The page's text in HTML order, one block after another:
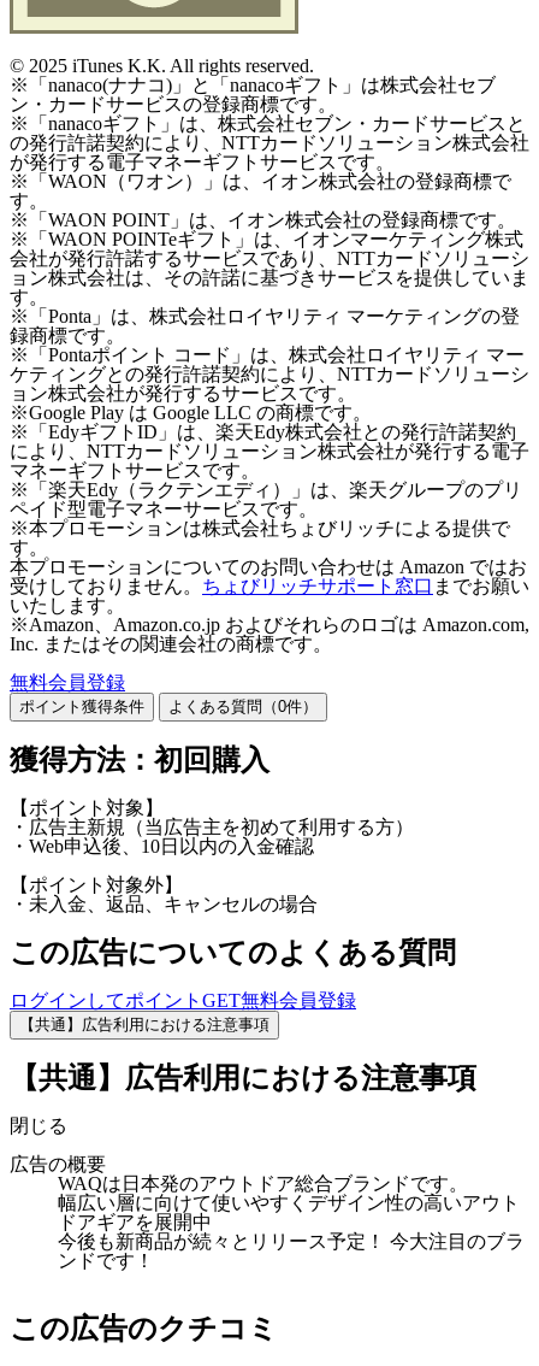
© 2025 iTunes K.K. All rights reserved.
※「nanaco(ナナコ)」と「nanacoギフト」は株式会社セブ
ン・カードサービスの登録商標です。
※「nanacoギフト」は、株式会社セブン・カードサービスと
の発行許諾契約により、NTTカードソリューション株式会社
が発行する電子マネーギフトサービスです。
※「WAON（ワオン）」は、イオン株式会社の登録商標で
す。
※「WAON POINT」は、イオン株式会社の登録商標です。
※「WAON POINTeギフト」は、イオンマーケティング株式
会社が発行許諾するサービスであり、NTTカードソリューシ
ョン株式会社は、その許諾に基づきサービスを提供していま
す。
※「Ponta」は、株式会社ロイヤリティ マーケティングの登
録商標です。
※「Pontaポイント コード」は、株式会社ロイヤリティ マー
ケティングとの発行許諾契約により、NTTカードソリューシ
ョン株式会社が発行するサービスです。
※Google Play は Google LLC の商標です。
※「EdyギフトID」は、楽天Edy株式会社との発行許諾契約
により、NTTカードソリューション株式会社が発行する電子
マネーギフトサービスです。
※「楽天Edy（ラクテンエディ）」は、楽天グループのプリ
ペイド型電子マネーサービスです。
※本プロモーションは株式会社ちょびリッチによる提供で
す。
本プロモーションについてのお問い合わせは Amazon ではお
受けしておりません。 ちょびリッチサポート窓口 までお願い
いたします。
※Amazon、Amazon.co.jp およびそれらのロゴは Amazon.com,
Inc. またはその関連会社の商標です。
無料会員登録
ポイント獲得条件 よくある質問（0件）
獲得方法：初回購入
【ポイント対象】
・広告主新規（当広告主を初めて利用する方）
・Web申込後、10日以内の入金確認
【ポイント対象外】
・未入金、返品、キャンセルの場合
この広告についてのよくある質問
ログインしてポイントGET無料会員登録
【共通】広告利用における注意事項
【共通】広告利用における注意事項
閉じる
広告の概要
WAQは日本発のアウトドア総合ブランドです。
幅広い層に向けて使いやすくデザイン性の高いアウト
ドアギアを展開中
今後も新商品が続々とリリース予定！ 今大注目のブラ
ンドです！
この広告のクチコミ